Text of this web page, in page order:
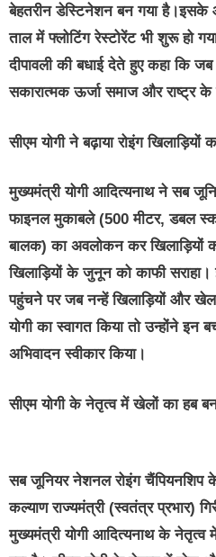
बेहतरीन डेस्टिनेशन बन गया
ताल में फ्लोटिंग रेस्टोरेंट भी शुरू हो
दीपावली की बधाई देते हुए कहा कि
सकारात्मक ऊर्जा समाज और राष्ट्र
सीएम योगी ने बढ़ाया रोइंग खिलाड़ियों
मुख्यमंत्री योगी आदित्यनाथ ने सब
फाइनल मुकाबले (500 मीटर, डबल
बालक) का अवलोकन कर खिलाड़ियों
खिलाड़ियों के जुनून को काफी
पहुंचने पर जब नन्हें खिलाड़ियों और
योगी का स्वागत किया तो उन्होंने इन
अभिवादन स्वीकार किया।
सीएम योगी के नेतृत्व में खेलों का हब
सब जूनियर नेशनल रोइंग चैंपियनशिप
कल्याण राज्यमंत्री (स्वतंत्र प्रभार)
मुख्यमंत्री योगी आदित्यनाथ के नेतृत्व